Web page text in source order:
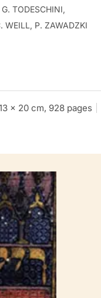
TODESCHINI,
WEILL, P. ZAWADZKI
peuples; il a parlé tous
propre histoire l’histoire
complètement dans
le moral du sacré.»
Evelyne Patlagean,
entrepris de déployer
un livre collectif.
de l’histoire juive et
x 20 cm, 928 pages